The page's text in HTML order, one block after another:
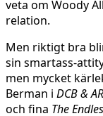
veta om Woody
relation.
Men riktigt bra
sin smartass-
men mycket
Berman i DCB &
och fina The